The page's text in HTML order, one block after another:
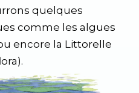
quelques
comme les algues
encore la Littorelle